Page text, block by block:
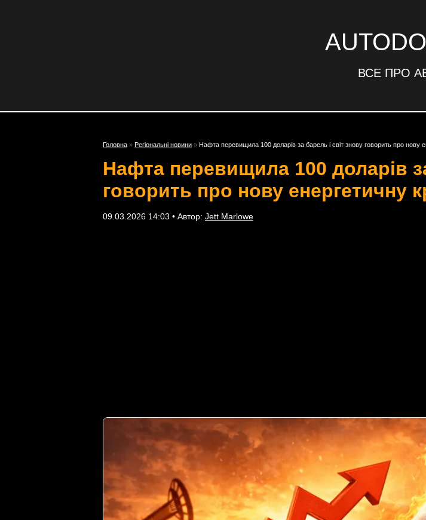
ВСЕ ПРО
Головна » Регіональні новини » Нафта перевищила 100 доларів за барель і світ знову говорить про нову
Нафта перевищила 100 доларів
говорить про нову енергетичну
09.03.2026 14:03 • Автор: Jett Marlowe